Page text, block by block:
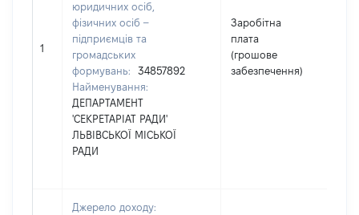
1
юридичних осіб,
фізичних осіб –
підприємців та
громадських
формувань:
34857892
Найменування:
ДЕПАРТАМЕНТ
'СЕКРЕТАРІАТ РАДИ'
ЛЬВІВСЬКОЇ МІСЬКОЇ
РАДИ
Заробітна
плата
(грошове
забезпечення)
Джерело доходу: